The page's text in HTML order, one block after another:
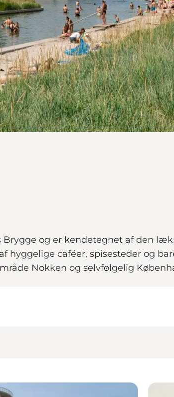
og er kendetegnet af den
hyggelige caféer, spisesteder og
Nokken og selvfølgelig